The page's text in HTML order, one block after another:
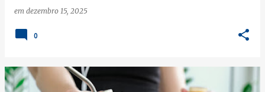
em dezembro 15, 2025
0